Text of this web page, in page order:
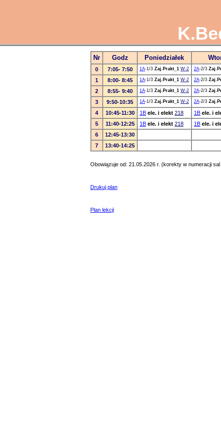
Nr Godz Poniedziałek
0 7:05- 7:50 1A-1/3 Zaj.Prakt_1 W-2 2A-2/3
1 8:00- 8:45 1A-1/3 Zaj.Prakt_1 W-2 2A-2/3
2 8:55- 9:40 1A-1/3 Zaj.Prakt_1 W-2 2A-2/3
3 9:50-10:35 1A-1/3 Zaj.Prakt_1 W-2 2A-2/3
4 10:45-11:30 1B ele. i elekt 218 1B ele. i
5
11:40-12:25 1B ele. i elekt 218 1B ele. i
6
12:45-13:30
7
13:40-14:25
Obowiązuje od: 21.05.2026 r. (korekty w numeracji
Drukuj plan
Plan lekcji